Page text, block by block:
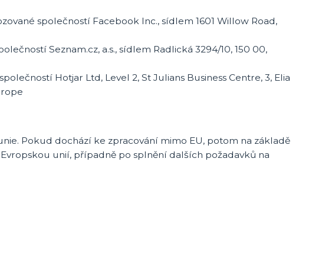
společností Facebook Inc., sídlem 1601 Willow Road,
Seznam.cz, a.s., sídlem Radlická 3294/10, 150 00,
Hotjar Ltd, Level 2, St Julians Business Centre, 3, Elia
Pokud dochází ke zpracování mimo EU, potom na základě
unií, případně po splnění dalších požadavků na